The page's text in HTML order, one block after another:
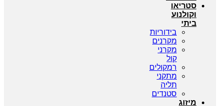
סטריאו
וקולנוע
ביתי
בידוריות
מקרנים
מקרני
קול
רמקולים
מתקני
תליה
סטנדים
מיזוג